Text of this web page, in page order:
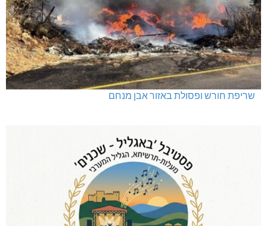
שריפת חורש ופסולת באזור אבן מנחם